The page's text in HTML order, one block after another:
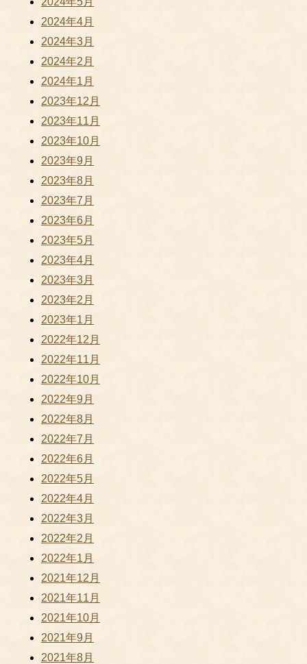
2024年4月
2024年3月
2024年2月
2024年1月
2023年12月
2023年11月
2023年10月
2023年9月
2023年8月
2023年7月
2023年6月
2023年5月
2023年4月
2023年3月
2023年2月
2023年1月
2022年12月
2022年11月
2022年10月
2022年9月
2022年8月
2022年7月
2022年6月
2022年5月
2022年4月
2022年3月
2022年2月
2022年1月
2021年12月
2021年11月
2021年10月
2021年9月
2021年8月